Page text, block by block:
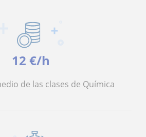
12 €/h
de las clases de Química